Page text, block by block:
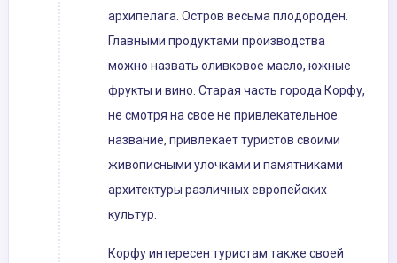
архипелага. Остров весьма плодороден.
Главными продуктами производства
можно назвать оливковое масло, южные
фрукты и вино. Старая часть города Корфу,
не смотря на свое не привлекательное
название, привлекает туристов своими
живописными улочками и памятниками
архитектуры различных европейских
культур.
Корфу интересен туристам также своей